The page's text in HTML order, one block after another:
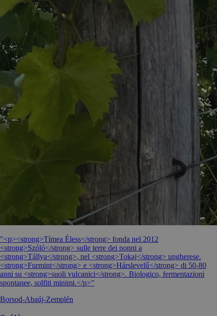
"<p><strong>Tímea Éless</strong> fonda nel 2012
<strong>Szóló</strong> sulle terre dei nonni a
<strong>Tállya</strong>, nel <strong>Tokaj</strong> ungherese.
<strong>Furmint</strong> e <strong>Hárslevelű</strong> di 50-80
anni su <strong>suoli vulcanici</strong>. Biologico, fermentazioni
spontanee, solfiti minimi.</p>"
Borsod-Abaúj-Zemplén